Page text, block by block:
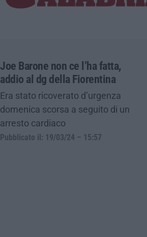
Joe Barone non ce l’ha fatta,
addio al dg della Fiorentina
Era stato ricoverato d’urgenza
domenica scorsa a seguito di un
arresto cardiaco
Pubblicato il: 19/03/24 – 15:57